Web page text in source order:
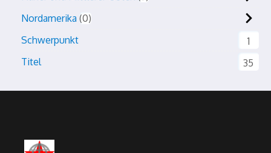
Nordamerika 0
Schwerpunkt
1
Titel
35